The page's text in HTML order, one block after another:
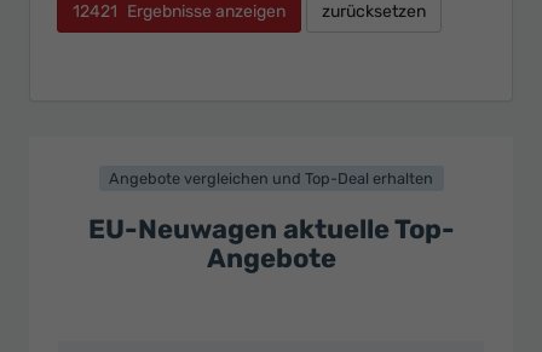
12421 Ergebnisse anzeigen zurücksetzen
Angebote vergleichen und Top-Deal erhalten
EU-Neuwagen aktuelle Top-
Angebote